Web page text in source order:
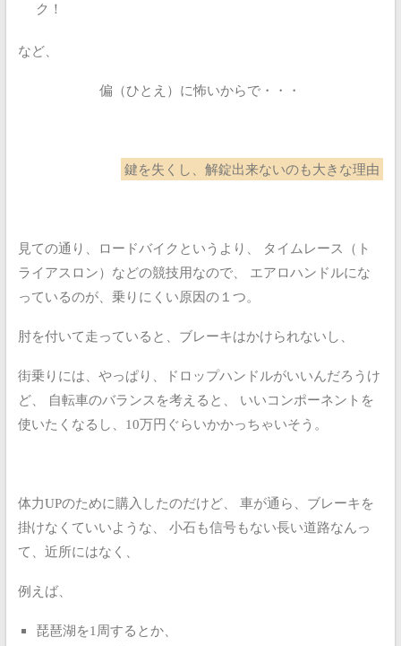
ク！
など、
偏（ひとえ）に怖いからで・・・
鍵を失くし、解錠出来ないのも大きな理由
見ての通り、ロードバイクというより、
タイムレース（ト
ライアスロン）などの競技用なので、
エアロハンドルにな
っているのが、乗りにくい原因の１つ。
肘を付いて走っていると、ブレーキはかけられないし、
街乗りには、やっぱり、ドロップハンドルがいいんだろうけ
ど、
自転車のバランスを考えると、
いいコンポーネントを
使いたくなるし、10万円ぐらいかかっちゃいそう。
体力UPのために購入したのだけど、
車が通ら、ブレーキを
掛けなくていいような、
小石も信号もない長い道路なんっ
て、近所にはなく、
例えば、
琵琶湖を1周するとか、